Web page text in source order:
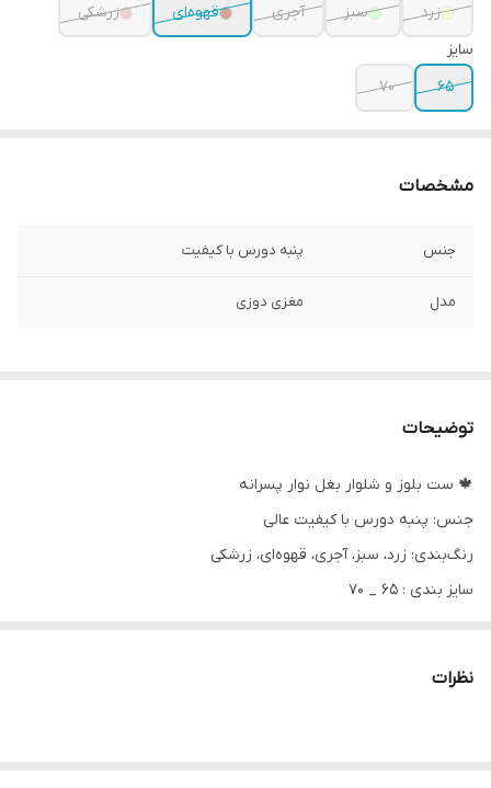
زرد
سبز آجری قهوه‌ای
زرشکی
سایز
۶۵
۷۰
مشخصات
جنس پنبه دورس با کیفیت
مدل مغزی دوزی
توضیحات
🍁 ست بلوز و شلوار بغل نوار پسرانه
جنس: پنبه دورس با کیفیت عالی
رنگ‌بندی: زرد، سبز، آجری، قهوه‌ای، زرشکی
سایز بندی : ۶۵ _ ۷۰
نظرات